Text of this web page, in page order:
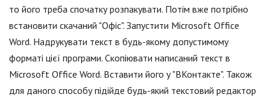
то його треба спочатку розпакувати. Потім вже потрібно
встановити скачаний "Офіс". Запустити Microsoft Office
Word. Надрукувати текст в будь-якому допустимому
форматі цієї програми. Скопіювати написаний текст в
Microsoft Office Word. Вставити його у "ВКонтакте". Також
для даного способу підійде будь-який текстовий редактор